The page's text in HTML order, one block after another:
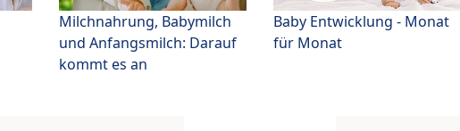
Milchnahrung, Babymilch
und Anfangsmilch: Darauf
kommt es an
Baby Entwicklung - Monat
für Monat